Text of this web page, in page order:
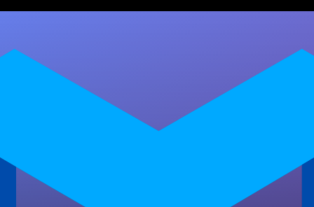
Planilha: Qual o Melhor para
Yoga?
Descubra por que um app para personal
trainer é infinitamente superior a planilhas de
treino. Veja como o Personal Millbody…